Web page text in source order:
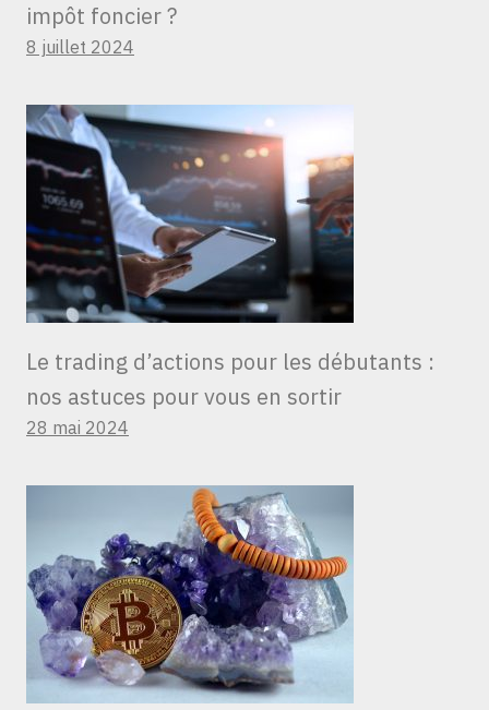
impôt foncier ?
8 juillet 2024
Le trading d’actions pour les débutants :
nos astuces pour vous en sortir
28 mai 2024